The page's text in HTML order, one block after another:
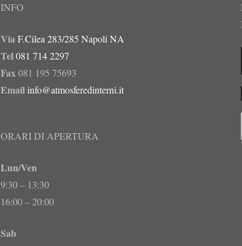
INFO
ViaF.Cilea 283/285 Napoli NA
Tel081 714 2297
Fax081 195 75693
Emailinfo@atmosferedinterni.it
ORARI DI APERTURA
Lun/Ven
9:30 – 13:30
16:00 – 20:00
Sab